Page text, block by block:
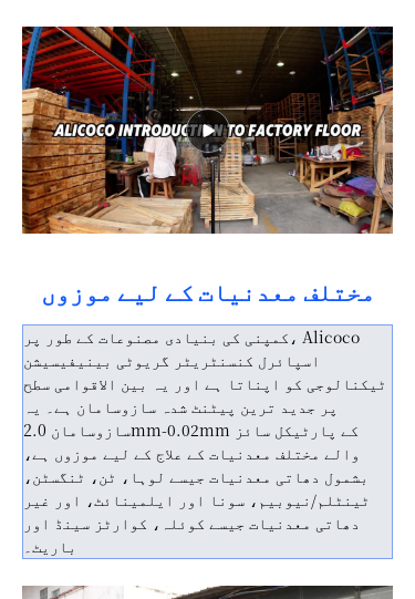
مختلف معدنیات کے لیے موزوں
کمپنی کی بنیادی مصنوعات کے طور پر، Alicoco
اسپائرل کنسنٹریٹر گریوٹی بینیفیسیشن
ٹیکنالوجی کو اپناتا ہے اور یہ بین الاقوامی سطح
پر جدید ترین پیٹنٹ شدہ سازوسامان ہے۔ یہ
سازوسامان 2.0mm-0.02mm کے پارٹیکل سائز
والے مختلف معدنیات کے علاج کے لیے موزوں ہے،
بشمول دھاتی معدنیات جیسے لوہا، ٹن، ٹنگسٹن،
ٹینٹلم/نیوبیم، سونا اور ایلمینائٹ، اور غیر
دھاتی معدنیات جیسے کوئلہ، کوارٹز سینڈ اور
باریٹ۔